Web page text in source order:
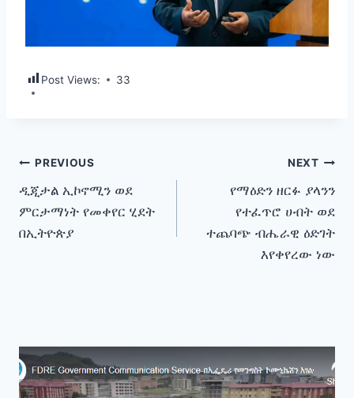
Post Views: 33
Post
navigation
PREVIOUS
ዲጂታል ኢኮኖሚን ወደ
ምርታማነት የመቀየር ሂደት
በኢትዮጵያ
NEXT
የማዕድን ዘርፉ ያላንን
የተፈጥሮ ሀብት ወደ
ተጨባጭ ብሔራዊ ዕድገት
እየቀየረው ነው